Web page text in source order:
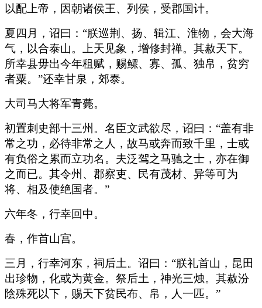
以配上帝，因朝诸侯王、列侯，受郡国计。
夏四月，诏曰：“朕巡荆、扬、辑江、淮物，会大海
气，以合泰山。上天见象，增修封禅。其赦天下。
所幸县毋出今年租赋，赐鳏、寡、孤、独帛，贫穷
者粟。”还幸甘泉，郊泰。
大司马大将军青薨。
初置刺史部十三州。名臣文武欲尽，诏曰：“盖有非
常之功，必待非常之人，故马或奔而致千里，士或
有负俗之累而立功名。夫泛驾之马驰之士，亦在御
之而已。其令州、郡察吏、民有茂材、异等可为
将、相及使绝国者。”
六年冬，行幸回中。
春，作首山宫。
三月，行幸河东，祠后土。诏曰：“朕礼首山，昆田
出珍物，化或为黄金。祭后土，神光三烛。其赦汾
陰殊死以下，赐天下贫民布、帛，人一匹。”